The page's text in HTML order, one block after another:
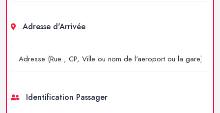
Adresse d'Arrivée
Identification Passager